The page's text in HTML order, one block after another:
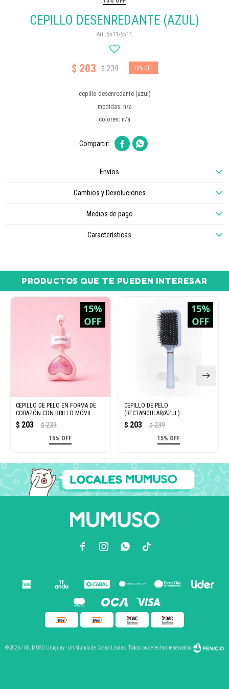
CEPILLO DESENREDANTE (AZUL)
6511-6511
$ 203 $239 15
cepillo desenredante (azul)
medidas: n/a
colores: n/a
 
Envíos
Cambios y Devoluciones
Medios de pago
Características
PRODUCTOS QUE TE PUEDEN INTERESAR
CEPILLO DE PELO EN FORMA DE
CORAZÓN CON BRILLO MÓVIL
(CONEJO/ROSA)
$ 203 $ 239
15% OFF
CEPILLO DE PELO
(RECTANGULAR/AZUL)
$ 203 $ 239
15% OFF
  
© 2026 / MUMUSO Uruguay - Un Mundo de Cosas Lindas. Todos los derechos reservados.